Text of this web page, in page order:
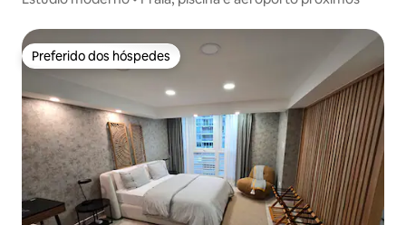
Preferido dos hóspedes
Preferido dos hóspedes